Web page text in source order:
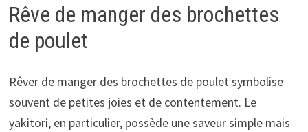
Rêve de manger des brochettes
de poulet
Rêver de manger des brochettes de poulet symbolise
souvent de petites joies et de contentement. Le
yakitori, en particulier, possède une saveur simple mais